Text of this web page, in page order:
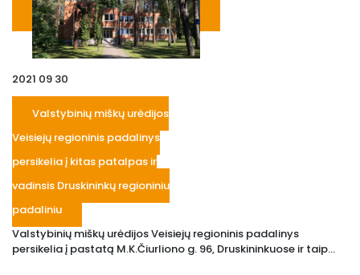
2021 09 30
Valstybinių miškų urėdijos
Veisiejų regioninis padalinys
persikelia į kitas patalpas ir
vadinsis Druskininkų regioniniu
padaliniu
Valstybinių miškų urėdijos Veisiejų regioninis padalinys
persikelia į pastatą M.K.Čiurliono g. 96, Druskininkuose ir taip...